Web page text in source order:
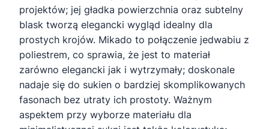
projektów; jej gładka powierzchnia oraz subtelny
blask tworzą elegancki wygląd idealny dla
prostych krojów. Mikado to połączenie jedwabiu z
poliestrem, co sprawia, że jest to materiał
zarówno elegancki jak i wytrzymały; doskonale
nadaje się do sukien o bardziej skomplikowanych
fasonach bez utraty ich prostoty. Ważnym
aspektem przy wyborze materiału dla